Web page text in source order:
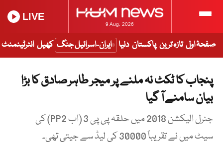
9 Aug, 2026
LIVE
صفحۂ اول تازہ ترین پاکستان دنیا ایران-اسرائیل جنگ کھیل انٹرٹینمنٹ
پنجاب کا ٹکٹ نہ ملنے پر میجر طاہر صادق کا بڑا
بیان سامنے آ گیا
جنرل الیکشن 2018 میں حلقہ پی پی 3 (اب PP2) کی
سیٹ میں نے تقریباً 30000 کی لیڈ سے جیتی تھی۔